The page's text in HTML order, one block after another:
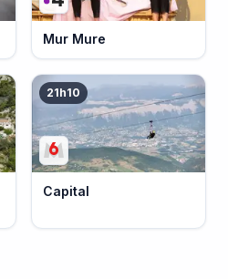
Mur Mure
21h10
Capital